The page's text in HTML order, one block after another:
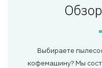
Выбираете
кофемашину? Мы